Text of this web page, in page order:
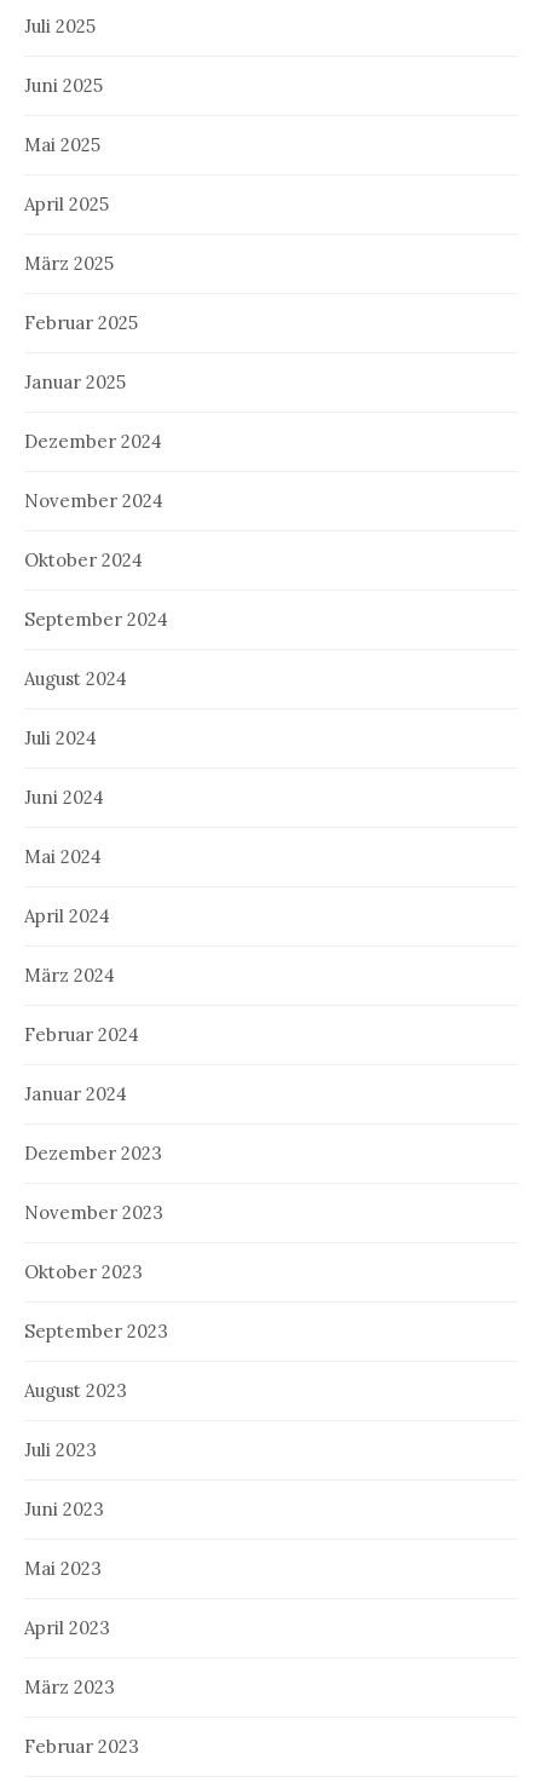
Juli 2025
Juni 2025
Mai 2025
April 2025
März 2025
Februar 2025
Januar 2025
Dezember 2024
November 2024
Oktober 2024
September 2024
August 2024
Juli 2024
Juni 2024
Mai 2024
April 2024
März 2024
Februar 2024
Januar 2024
Dezember 2023
November 2023
Oktober 2023
September 2023
August 2023
Juli 2023
Juni 2023
Mai 2023
April 2023
März 2023
Februar 2023